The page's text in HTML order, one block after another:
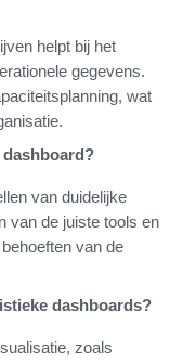
helpt bij het
gegevens.
wat
van duidelijke
van de juiste tools en
van de
dashboards?
zoals